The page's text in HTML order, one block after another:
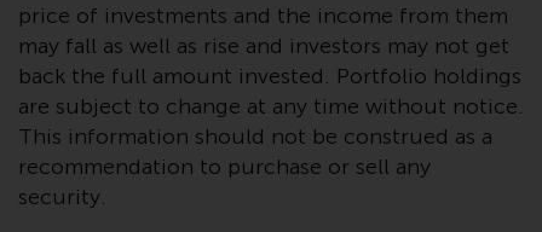
Der Inhalt dieser Website sollte
gemäß den Gesetzen von England
und Wales ausgelegt und geregelt
werden, und die Gerichte dieser
Gerichtsbarkeit haben die
ausschließliche Zuständigkeit für
alle auftretenden Streitigkeiten,
price of investments and the income from them
may fall as well as rise and investors may not get
back the full amount invested. Portfolio holdings
are subject to change at any time without notice.
This information should not be construed as a
recommendation to purchase or sell any
security.